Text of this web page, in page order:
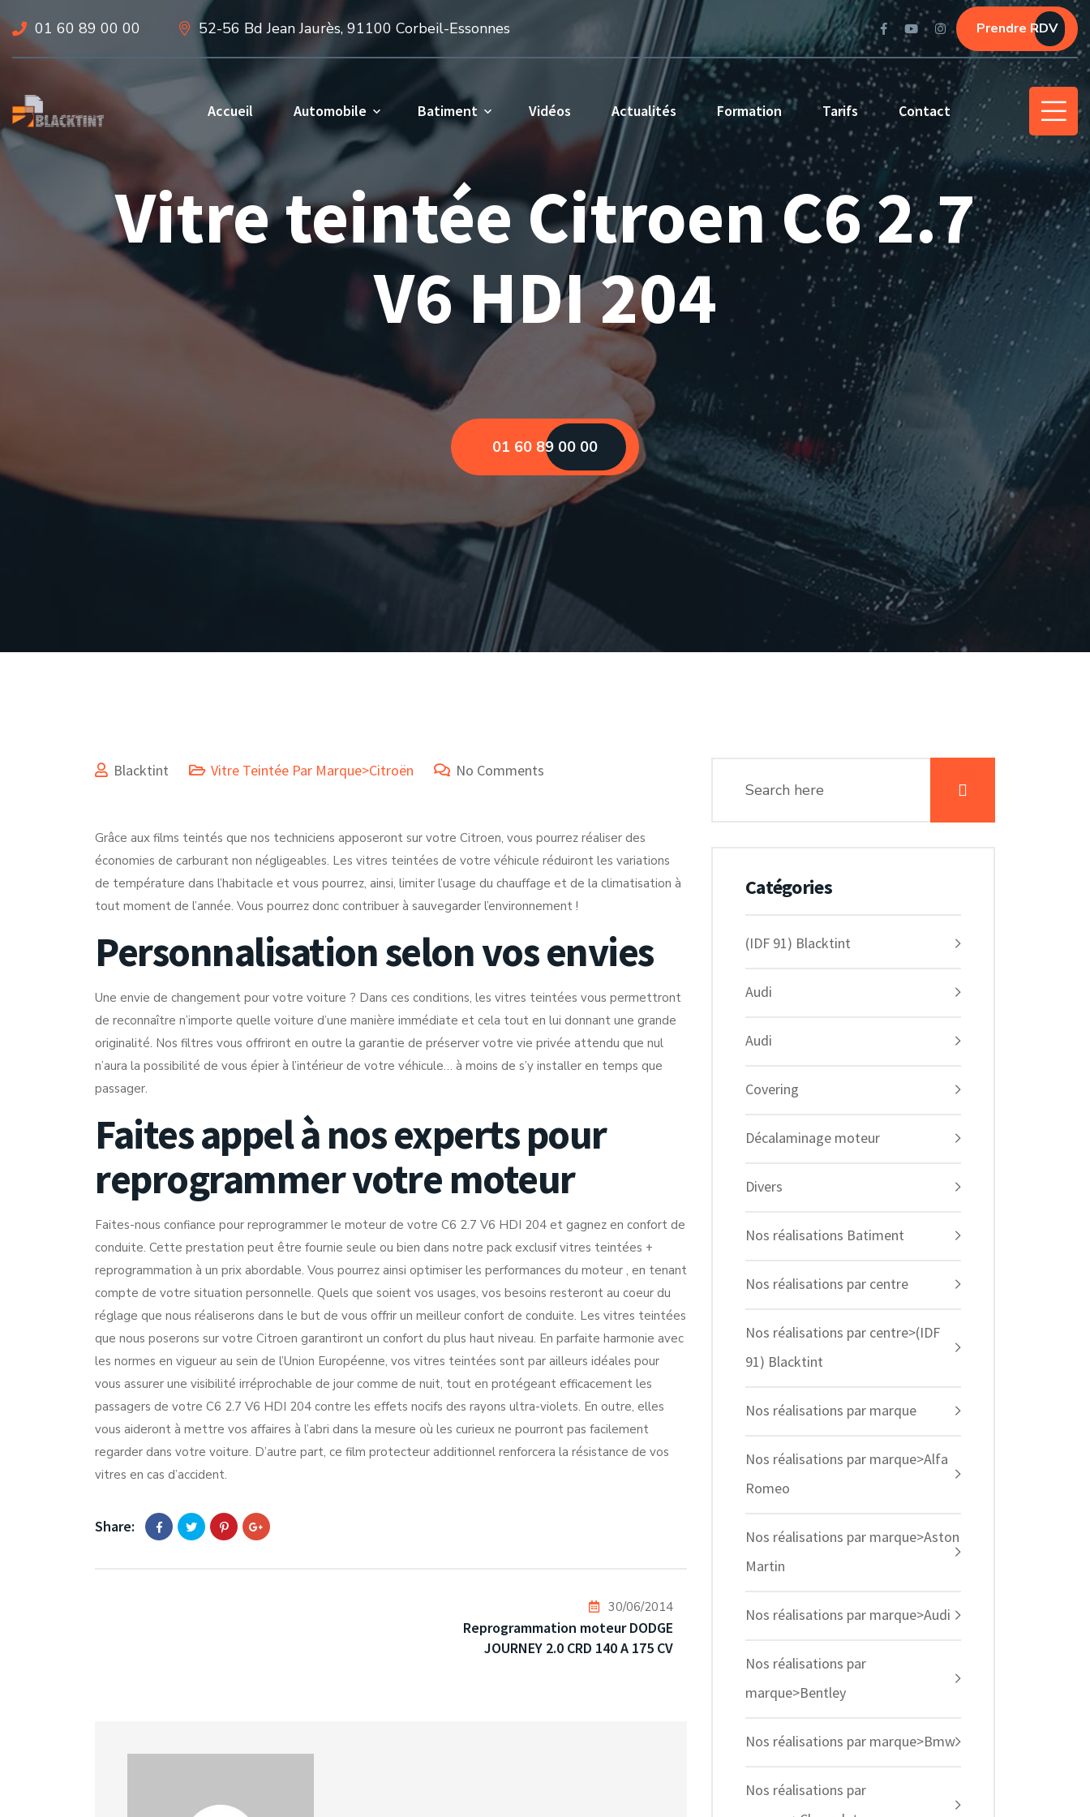
01 60 89 00 00 52-56 Bd Jean Jaurès, 91100 Corbeil-Essonnes Prendre RDV
Accueil Automobile Batiment Vidéos Actualités Formation Tarifs Contact
Vitre teintée Citroen C6 2.7
V6 HDI 204
01 60 89 00 00
Blacktint Vitre Teintée Par Marque>Citroën No Comments
Grâce aux films teintés que nos techniciens apposeront sur votre Citroen, vous pourrez réaliser des
économies de carburant non négligeables. Les vitres teintées de votre véhicule réduiront les variations
de température dans l’habitacle et vous pourrez, ainsi, limiter l’usage du chauffage et de la climatisation à
tout moment de l’année. Vous pourrez donc contribuer à sauvegarder l’environnement !
Personnalisation selon vos envies
Une envie de changement pour votre voiture ? Dans ces conditions, les vitres teintées vous permettront
de reconnaître n’importe quelle voiture d’une manière immédiate et cela tout en lui donnant une grande
originalité. Nos filtres vous offriront en outre la garantie de préserver votre vie privée attendu que nul
n’aura la possibilité de vous épier à l’intérieur de votre véhicule… à moins de s’y installer en temps que
passager.
Faites appel à nos experts pour
reprogrammer votre moteur
Faites-nous confiance pour reprogrammer le moteur de votre C6 2.7 V6 HDI 204 et gagnez en confort de
conduite. Cette prestation peut être fournie seule ou bien dans notre pack exclusif vitres teintées +
reprogrammation à un prix abordable. Vous pourrez ainsi optimiser les performances du moteur , en tenant
compte de votre situation personnelle. Quels que soient vos usages, vos besoins resteront au coeur du
réglage que nous réaliserons dans le but de vous offrir un meilleur confort de conduite. Les vitres teintées
que nous poserons sur votre Citroen garantiront un confort du plus haut niveau. En parfaite harmonie avec
les normes en vigueur au sein de l’Union Européenne, vos vitres teintées sont par ailleurs idéales pour
vous assurer une visibilité irréprochable de jour comme de nuit, tout en protégeant efficacement les
passagers de votre C6 2.7 V6 HDI 204 contre les effets nocifs des rayons ultra-violets. En outre, elles
vous aideront à mettre vos affaires à l’abri dans la mesure où les curieux ne pourront pas facilement
regarder dans votre voiture. D’autre part, ce film protecteur additionnel renforcera la résistance de vos
vitres en cas d’accident.
Share:
30/06/2014
Reprogrammation moteur DODGE
JOURNEY 2.0 CRD 140 A 175 CV
Catégories
(IDF 91) Blacktint
Audi
Audi
Covering
Décalaminage moteur
Divers
Nos réalisations Batiment
Nos réalisations par centre
Nos réalisations par centre>(IDF
91) Blacktint
Nos réalisations par marque
Nos réalisations par marque>Alfa
Romeo
Nos réalisations par marque>Aston
Martin
Nos réalisations par marque>Audi
Nos réalisations par
marque>Bentley
Nos réalisations par marque>Bmw
Nos réalisations par